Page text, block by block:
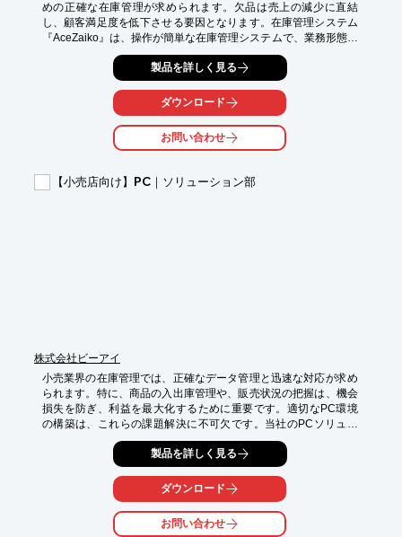
めの正確な在庫管理が求められます。欠品は売上の減少に直結
し、顧客満足度を低下させる要因となります。在庫管理システム
『AceZaiko』は、操作が簡単な在庫管理システムで、業務形態に
合わせた運用が可能です。欠品を未然に防ぎ、販売機会の最大化
【活用シーン】
・店舗のバックヤード
・欠品による機会損失の削減
製品を詳しく見る
ダウンロード
お問い合わせ
【小売店向け】PC｜ソリューション部
株式会社ビーアイ
小売業界の在庫管理では、正確なデータ管理と迅速な対応が求め
られます。特に、商品の入出庫管理や、販売状況の把握は、機会
損失を防ぎ、利益を最大化するために重要です。適切なPC環境
の構築は、これらの課題解決に不可欠です。当社のPCソリュー
ションは、在庫管理システムの導入と運用を支援し、業務効率化
【活用シーン】
・POSシステムとの連携
・在庫管理ソフトウェアの導入
・データ分析による販売予測
製品を詳しく見る
ダウンロード
お問い合わせ